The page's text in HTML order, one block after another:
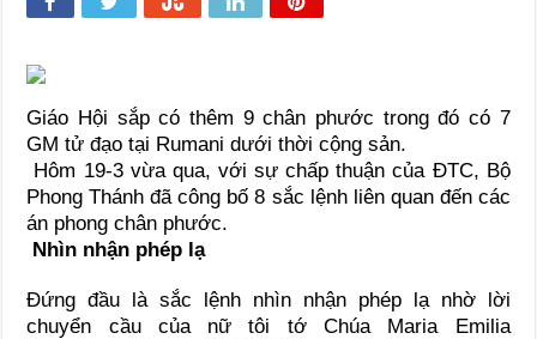
Giáo Hội sắp có thêm 9 chân phước trong đó có 7
GM tử đạo tại Rumani dưới thời cộng sản.
Hôm 19-3 vừa qua, với sự chấp thuận của ĐTC, Bộ
Phong Thánh đã công bố 8 sắc lệnh liên quan đến các
án phong chân phước.
Nhìn nhận phép lạ
Đứng đầu là sắc lệnh nhìn nhận phép lạ nhờ lời
chuyển cầu của nữ tôi tớ Chúa Maria Emilia